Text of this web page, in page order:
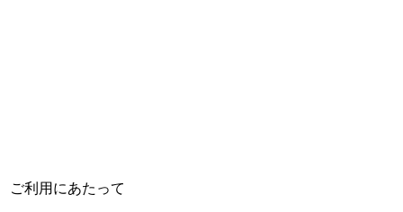
ご利用にあたって